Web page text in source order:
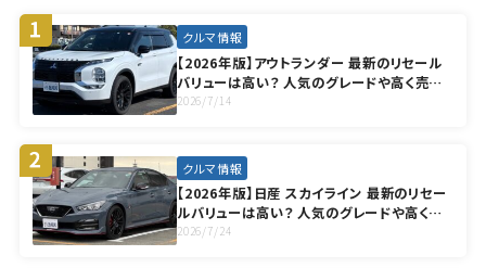
クルマ情報
【2026年版】アウトランダー 最新のリセール
バリューは高い？ 人気のグレードや高く売却
する方法も徹底解説
2026/7/14
クルマ情報
【2026年版】日産 スカイライン 最新のリセー
ルバリューは高い？ 人気のグレードや高く売
却する方法も徹底解説
2026/7/24